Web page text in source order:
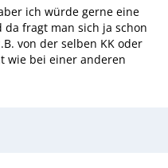
ich würde gerne eine
fragt man sich ja schon
von der selben KK oder
wie bei einer anderen